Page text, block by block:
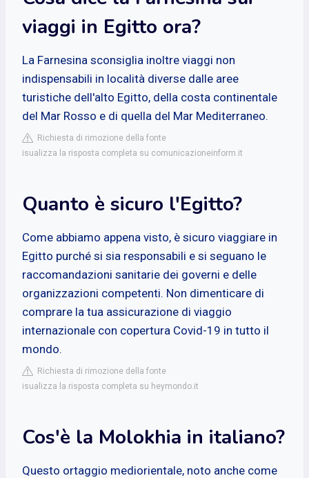
viaggi in Egitto ora?
La Farnesina sconsiglia inoltre viaggi non
indispensabili in località diverse dalle aree
turistiche dell'alto Egitto, della costa continentale
del Mar Rosso e di quella del Mar Mediterraneo.
Richiesta di rimozione della fonte
isualizza la risposta completa su comunicazioneinform.it
Quanto è sicuro l'Egitto?
Come abbiamo appena visto, è sicuro viaggiare in
Egitto purché si sia responsabili e si seguano le
raccomandazioni sanitarie dei governi e delle
organizzazioni competenti. Non dimenticare di
comprare la tua assicurazione di viaggio
internazionale con copertura Covid-19 in tutto il
mondo.
Richiesta di rimozione della fonte
isualizza la risposta completa su heymondo.it
Cos'è la Molokhia in italiano?
Questo ortaggio mediorientale, noto anche come